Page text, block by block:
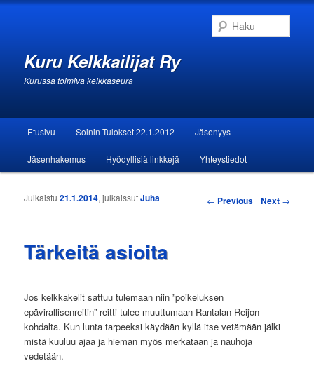
Kuru Kelkkailijat Ry
Kurussa toimiva kelkkaseura
Siirry sisältöön
Siirry toissijaiseen sisältöön
Etusivu Soinin Tulokset 22.1.2012 Jäsenyys
Jäsenhakemus Hyödyllisiä linkkejä Yhteystiedot
Artikkelien selaus ← Previous Next →
Tärkeitä asioita
Julkaistu21.1.2014, julkaissutJuha
Jos kelkkakelit sattuu tulemaan niin ”poikeluksen
epävirallisenreitin” reitti tulee muuttumaan Rantalan Reijon
kohdalta. Kun lunta tarpeeksi käydään kyllä itse vetämään jälki
mistä kuuluu ajaa ja hieman myös merkataan ja nauhoja
vedetään.